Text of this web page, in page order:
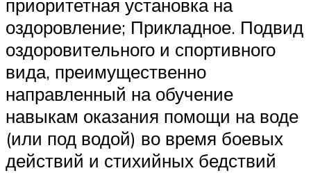
приоритетная установка на
оздоровление; Прикладное. Подвид
оздоровительного и спортивного
вида, преимущественно
направленный на обучение
навыкам оказания помощи на воде
(или под водой) во время боевых
действий и стихийных бедствий